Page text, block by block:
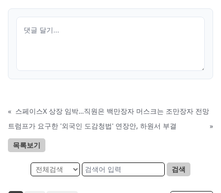
« 스페이스X 상장 임박…직원은 백만장자 머스크는 조만장자 전망
트럼프가 요구한 '외국인 도감청법' 연장안, 하원서 부결
»
목록보기
검색